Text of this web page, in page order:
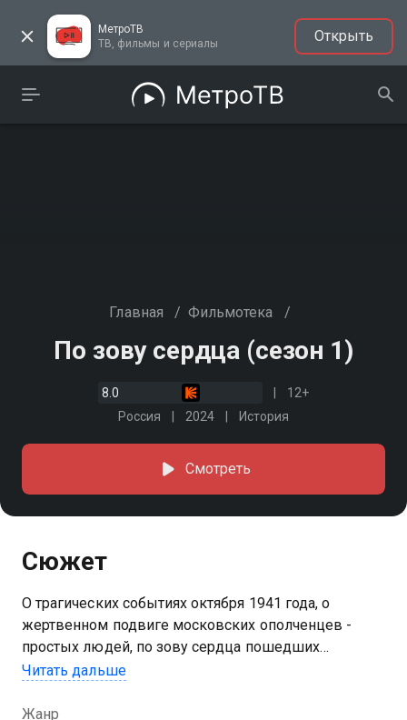
МетроТВ
ТВ, фильмы и сериалы
Открыть
Главная / Фильмотека /
По зову сердца (сезон 1)
8.0
12+
Россия
2024 История
Смотреть
Сюжет
О трагических событиях октября 1941 года, о
жертвенном подвиге московских ополченцев -
простых людей, по зову сердца пошедших
защищать свой город, и практически полностью
Читать дальше
Жанр